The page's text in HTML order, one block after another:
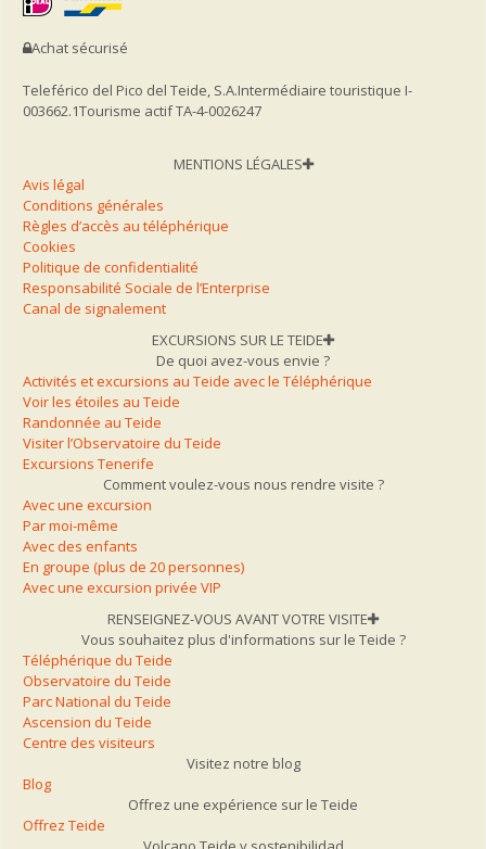
Achat sécurisé
Teleférico del Pico del Teide, S.A.Intermédiaire touristique I-
003662.1Tourisme actif TA-4-0026247
MENTIONS LÉGALES
Avis légal
Conditions générales
Règles d’accès au téléphérique
Cookies
Politique de confidentialité
Responsabilité Sociale de l’Enterprise
Canal de signalement
EXCURSIONS SUR LE TEIDE
De quoi avez-vous envie ?
Activités et excursions au Teide avec le Téléphérique
Voir les étoiles au Teide
Randonnée au Teide
Visiter l’Observatoire du Teide
Excursions Tenerife
Comment voulez-vous nous rendre visite ?
Avec une excursion
Par moi-même
Avec des enfants
En groupe (plus de 20 personnes)
Avec une excursion privée VIP
RENSEIGNEZ-VOUS AVANT VOTRE VISITE
Vous souhaitez plus d'informations sur le Teide ?
Téléphérique du Teide
Observatoire du Teide
Parc National du Teide
Ascension du Teide
Centre des visiteurs
Visitez notre blog
Blog
Offrez une expérience sur le Teide
Offrez Teide